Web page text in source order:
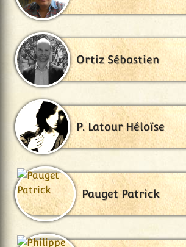
Ortiz Sébastien
P. Latour Héloïse
Pauget Patrick